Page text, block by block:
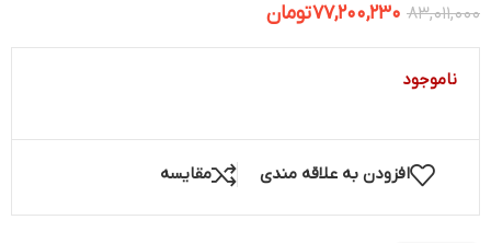
83,011,000
77,200,230تومان
ناموجود
افزودن به علاقه مندی مقایسه